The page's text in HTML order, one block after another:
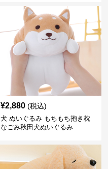
¥2,880 (税込)
犬 ぬいぐるみ もちもち抱き枕
なごみ秋田犬ぬいぐるみ